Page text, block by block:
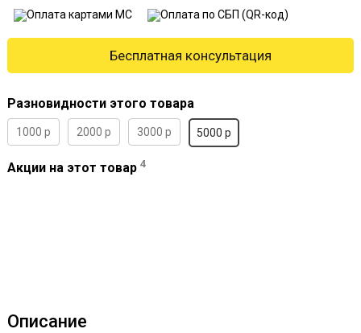
Бесплатная консультация
Разновидности этого товара
1000 р 2000 р 3000 р 5000 р
Акции на этот товар 4
Описание